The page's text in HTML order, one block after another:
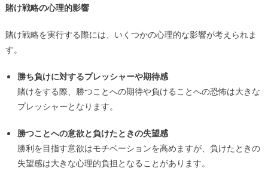
賭け戦略の心理的影響
賭け戦略を実行する際には、いくつかの心理的な影響が考えられま
す。
勝ち負けに対するプレッシャーや期待感
賭けをする際、勝つことへの期待や負けることへの恐怖は大きな
プレッシャーとなります。
勝つことへの意欲と負けたときの失望感
勝利を目指す意欲はモチベーションを高めますが、負けたときの
失望感は大きな心理的負担となることがあります。